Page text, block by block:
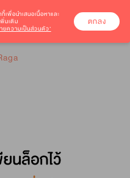
เพื่อนำเสนอเนื้อหาและ
มเติม
ยความเป็นส่วนตัว’
ตกลง